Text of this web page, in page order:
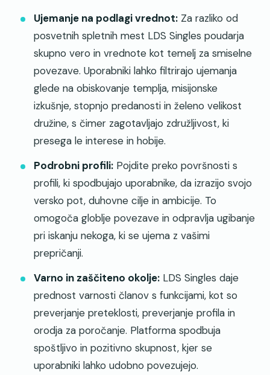
Ujemanje na podlagi vrednot: Za razliko od
posvetnih spletnih mest LDS Singles poudarja
skupno vero in vrednote kot temelj za smiselne
povezave. Uporabniki lahko filtrirajo ujemanja
glede na obiskovanje templja, misijonske
izkušnje, stopnjo predanosti in želeno velikost
družine, s čimer zagotavljajo združljivost, ki
presega le interese in hobije.
Podrobni profili: Pojdite preko površnosti s
profili, ki spodbujajo uporabnike, da izrazijo svojo
versko pot, duhovne cilje in ambicije. To
omogoča globlje povezave in odpravlja ugibanje
pri iskanju nekoga, ki se ujema z vašimi
prepričanji.
Varno in zaščiteno okolje: LDS Singles daje
prednost varnosti članov s funkcijami, kot so
preverjanje preteklosti, preverjanje profila in
orodja za poročanje. Platforma spodbuja
spoštljivo in pozitivno skupnost, kjer se
uporabniki lahko udobno povezujejo.